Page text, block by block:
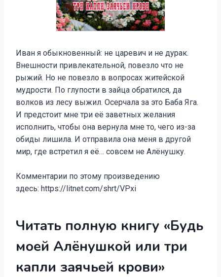
Иван я обыкновенный: не царевич и не дурак.
Внешности привлекательной, повезло что не
рыжий. Но не повезло в вопросах житейской
мудрости. По глупости в зайца обратился, да
волков из лесу выжил. Осерчала за это Баба Яга.
И предстоит мне три её заветных желания
исполнить, чтобы она вернула мне то, чего из-за
обиды лишила. И отправила она меня в другой
мир, где встретил я её… совсем не Алёнушку.
Комментарии по этому произведению
здесь: https://litnet.com/shrt/VPxi
Читать полную книгу «Будь
моей Алёнушкой или три
капли заячьей крови»